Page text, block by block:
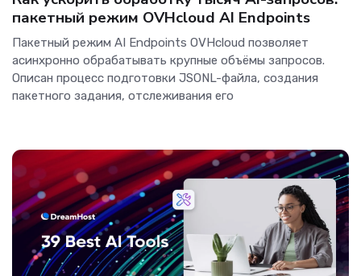
пакетный режим OVHcloud AI Endpoints
Пакетный режим AI Endpoints OVHcloud позволяет
асинхронно обрабатывать крупные объёмы запросов.
Описан процесс подготовки JSONL-файла, создания
пакетного задания, отслеживания его